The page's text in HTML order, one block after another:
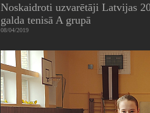
Noskaidroti uzvarētāji Latvijas
galda tenisā A grupā
08/04/2019